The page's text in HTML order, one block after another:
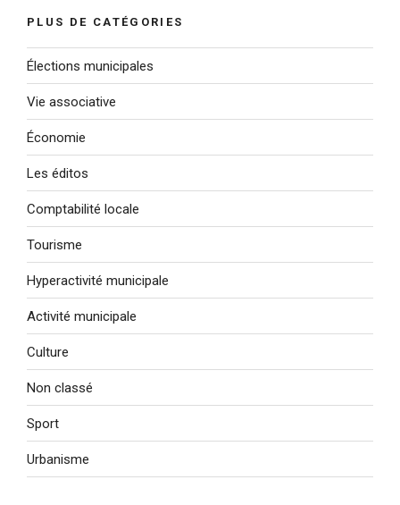
PLUS DE CATÉGORIES
Élections municipales
Vie associative
Économie
Les éditos
Comptabilité locale
Tourisme
Hyperactivité municipale
Activité municipale
Culture
Non classé
Sport
Urbanisme